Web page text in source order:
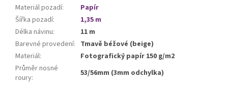
Materiál pozadí:
Papír
Šířka pozadí:
1,35 m
Délka návinu:
11 m
Barevné provedení: Tmavě béžové (beige)
Materiál:
Fotografický papír 150 g/m2
Průměr nosné
roury: 53/56mm (3mm odchylka)